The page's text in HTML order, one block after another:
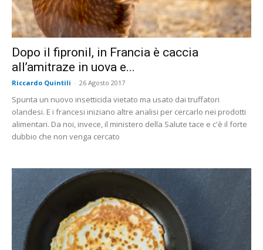
Dopo il fipronil, in Francia è caccia
all’amitraze in uova e...
Riccardo Quintili - 26 Agosto 2017
Spunta un nuovo insetticida vietato ma usato dai truffatori
olandesi. E i francesi iniziano altre analisi per cercarlo nei prodotti
alimentari. Da noi, invece, il ministero della Salute tace e c'è il forte
dubbio che non venga cercato